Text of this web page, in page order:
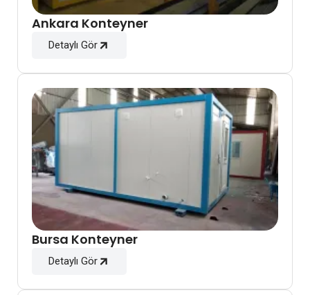
Ankara Konteyner
Detaylı Gör
Bursa Konteyner
Detaylı Gör